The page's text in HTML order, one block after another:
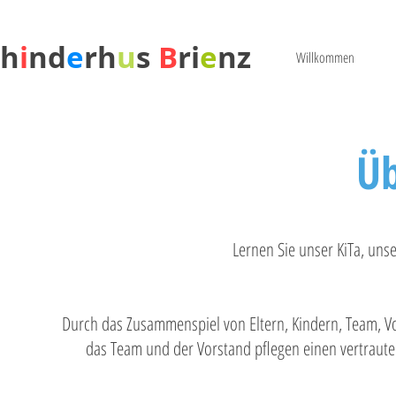
inderhus Brienz Willkommen
Lernen Sie unser KiTa,
Durch das Zusammenspiel von Eltern, Kindern,
das Team und der Vorstand pflegen einen